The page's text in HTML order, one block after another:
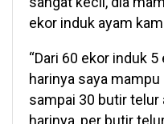
ekor induk ayam
“Dari 60 ekor induk
harinya saya
sampai 30 butir
harinya, per butir